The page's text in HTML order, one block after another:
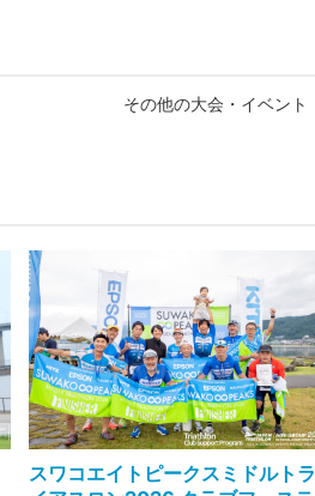
その他の大会・イベント
スワコエイトピークスミドルトラ